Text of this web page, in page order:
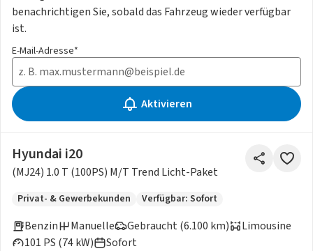
benachrichtigen Sie, sobald das Fahrzeug wieder verfügbar
ist.
E-Mail-Adresse*
Aktivieren
Hyundai i20
(MJ24) 1.0 T (100PS) M/T Trend Licht-Paket
Privat- & Gewerbekunden Verfügbar: Sofort
Benzin
Gebraucht (6.100 km)
101 PS (74 kW)
Manuelle
Limousine
Sofort